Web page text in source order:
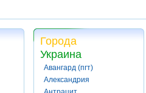
Города
Украина
Авангард (пгт)
Александрия